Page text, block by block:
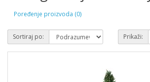
Poređenje proizvoda (0)
Sortiraj po: Prikaži: